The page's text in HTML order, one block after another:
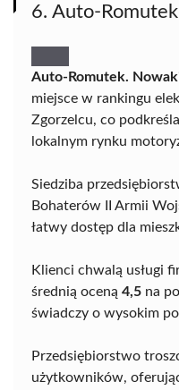
6. Auto-
Auto-Romutek.
miejsce w rankingu
Zgorzelcu, co
lokalnym rynku
Siedziba
Bohaterów II Armii
łatwy dostęp dla
Klienci chwalą usługi
średnią oceną 4,5 na
świadczy o wysokim
Przedsiębiorstwo
użytkowników,